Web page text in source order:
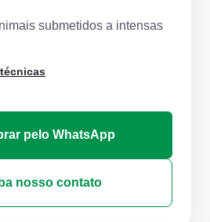
submetidos a intensas
pelo WhatsApp
nosso contato